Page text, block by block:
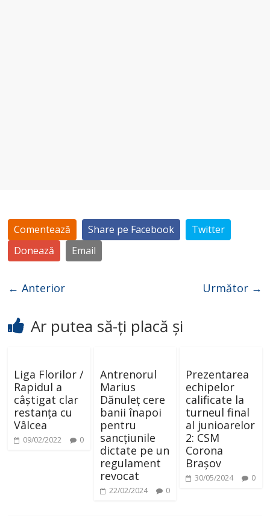
Comentează Share pe Facebook
Twitter
Donează
Email
← Anterior Următor →
Ar putea să-ți placă și
Liga Florilor /
Rapidul a
câștigat clar
restanța cu
Vâlcea
09/02/2022 0
Antrenorul
Marius
Dănuleț cere
banii înapoi
pentru
sancțiunile
dictate pe un
regulament
revocat
22/02/2024 0
Prezentarea
echipelor
calificate la
turneul final
al junioarelor
2: CSM
Corona
Brașov
30/05/2024 0